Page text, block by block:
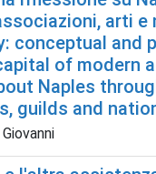
arti e
conceptual and
of modern
Naples
guilds and